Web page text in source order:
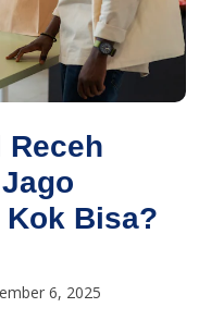
Receh
Bisa?
6, 2025